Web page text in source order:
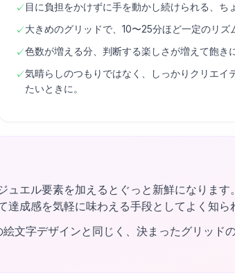
✓ 目に負担をかけずに手を動かし続けられる、ち
✓大きめのグリッドで、10〜25分ほど一定のリズ
✓色数が増える分、判断する楽しさが増えて飽き
✓気晴らしのつもりではなく、しっかりクリエイ
たいときに。
エル要素を加えるとぐっと新鮮になります
成感を気軽に味わえる手段としてよく知ら
文字デザインと同じく、決まったグリッド